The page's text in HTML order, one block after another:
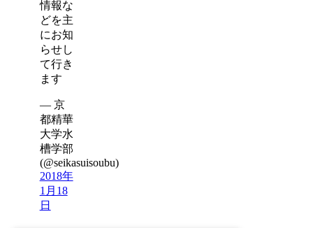
情報な
どを主
にお知
らせし
て行き
ます
— 京
都精華
大学水
槽学部
(@seikasuisoubu)
2018年
1月18
日